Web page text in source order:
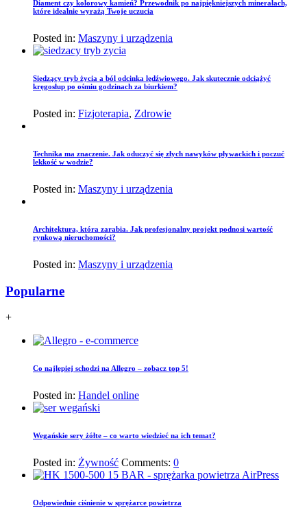
Diament czy kolorowy kamień? Przewodnik po najpiękniejszych minerałach,
które idealnie wyrażą Twoje uczucia
Posted in: Maszyny i urządzenia
Siedzący tryb życia a ból odcinka lędźwiowego. Jak skutecznie odciążyć
kręgosłup po ośmiu godzinach za biurkiem?
Posted in: Fizjoterapia, Zdrowie
Technika ma znaczenie. Jak oduczyć się złych nawyków pływackich i poczuć
lekkość w wodzie?
Posted in: Maszyny i urządzenia
Architektura, która zarabia. Jak profesjonalny projekt podnosi wartość
rynkową nieruchomości?
Posted in: Maszyny i urządzenia
Popularne
+
Co najlepiej schodzi na Allegro – zobacz top 5!
Posted in: Handel online
Wegańskie sery żółte – co warto wiedzieć na ich temat?
Posted in: Żywność Comments: 0
Odpowiednie ciśnienie w sprężarce powietrza